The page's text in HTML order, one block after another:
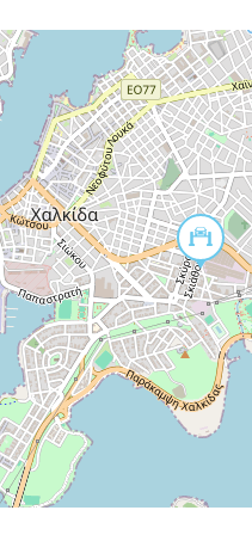
Premium Πακέτο
Raval Χαλκιδα
Καραολή και
Δημητρίου 1, Xαλκίδα